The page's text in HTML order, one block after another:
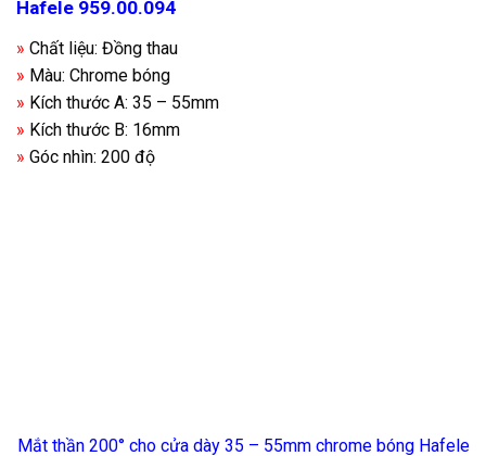
Hafele 959.00.094
» Chất liệu: Đồng thau
» Màu: Chrome bóng
» Kích thước A: 35 – 55mm
» Kích thước B: 16mm
» Góc nhìn: 200 độ
Mắt thần 200° cho cửa dày 35 – 55mm chrome bóng Hafele